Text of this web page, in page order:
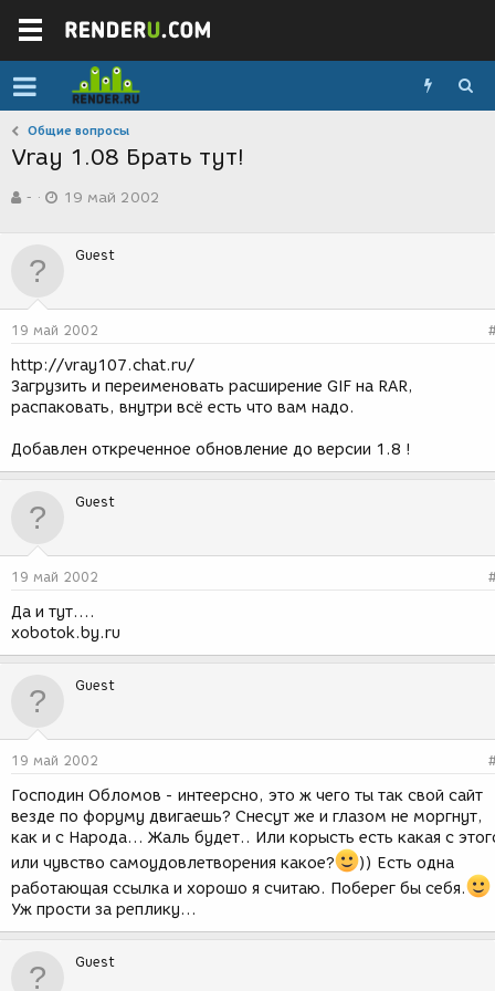
Общие вопросы
Vray 1.08 Брать тут!
в
р
м
-
а
д
н
и
я
19 май 2002
Guest
19 май 2002
http://vray107.chat.ru/
Загрузить и переименовать расширение GIF на RAR,
распаковать, внутри всё есть что вам надо.
Добавлен откреченное обновление до версии 1.8 !
Guest
19 май 2002
Да и тут....
xobotok.by.ru
Guest
19 май 2002
Господин Обломов - интеерсно, это ж чего ты так свой сайт
везде по форуму двигаешь? Снесут же и глазом не моргнут,
как и с Народа... Жаль будет.. Или корысть есть какая с
или чувство самоудовлетворения какое?
)) Есть одна
работающая ссылка и хорошо я считаю. Поберег бы себя.
Уж прости за реплику...
Guest